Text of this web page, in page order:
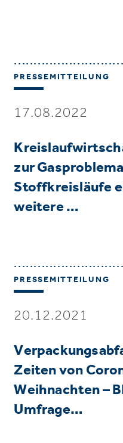
PRESSEMITTEILUNG
17.08.2022
zur
Stoffkreisläufe
weitere …
PRESSEMITTEILUNG
20.12.2021
Zeiten von
Weihnachten –
Umfrage…